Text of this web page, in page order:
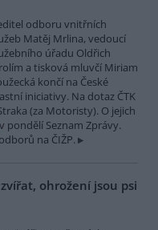
odboru vnitřních
Matěj Mrlina, vedoucí
úřadu Oldřich
a tisková mluvčí Miriam
končí na České
iniciativy. Na dotaz ČTK
(za Motoristy). O jejich
v pondělí Seznam Zprávy.
na ČIŽP.
ohrožení jsou psi